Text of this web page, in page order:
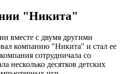
"Никита"
вместе с двумя другими
компанию "Никита" и стал ее
сотрудничала со
несколько десятков детских